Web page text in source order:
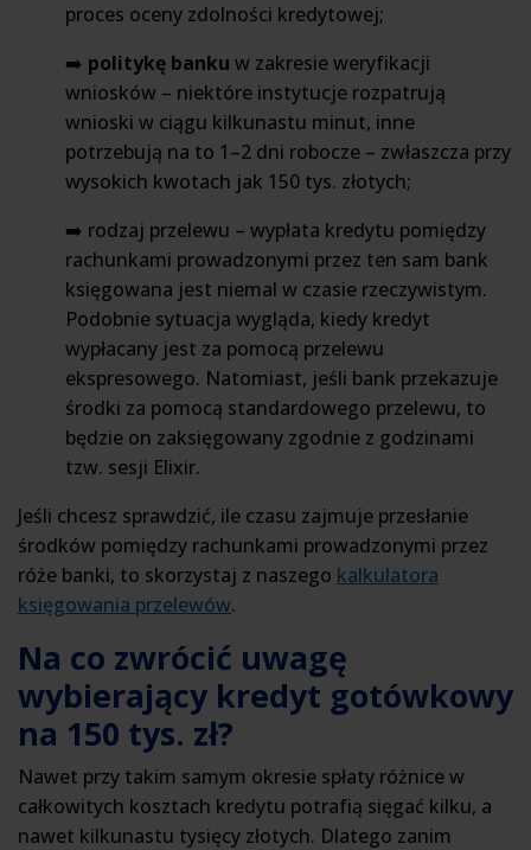
proces oceny zdolności kredytowej;
➡️ politykę banku w zakresie weryfikacji
wniosków – niektóre instytucje rozpatrują
wnioski w ciągu kilkunastu minut, inne
potrzebują na to 1–2 dni robocze – zwłaszcza przy
wysokich kwotach jak 150 tys. złotych;
➡️ rodzaj przelewu – wypłata kredytu pomiędzy
rachunkami prowadzonymi przez ten sam bank
księgowana jest niemal w czasie rzeczywistym.
Podobnie sytuacja wygląda, kiedy kredyt
wypłacany jest za pomocą przelewu
ekspresowego. Natomiast, jeśli bank przekazuje
środki za pomocą standardowego przelewu, to
będzie on zaksięgowany zgodnie z godzinami
tzw. sesji Elixir.
Jeśli chcesz sprawdzić, ile czasu zajmuje przesłanie
środków pomiędzy rachunkami prowadzonymi przez
róże banki, to skorzystaj z naszego kalkulatora
księgowania przelewów.
Na co zwrócić uwagę
wybierający kredyt gotówkowy
na 150 tys. zł?
Nawet przy takim samym okresie spłaty różnice w
całkowitych kosztach kredytu potrafią sięgać kilku, a
nawet kilkunastu tysięcy złotych. Dlatego zanim